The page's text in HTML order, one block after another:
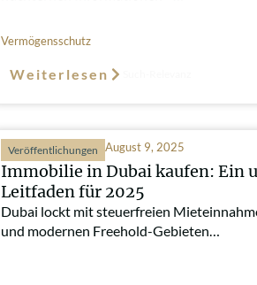
Vermögensschutz
Weiterlesen
Veröffentlichungen August 9, 2025
Immobilie in Dubai kaufen: Ein
Leitfaden für 2025
Dubai lockt mit steuerfreien
und modernen Freehold-Gebieten…